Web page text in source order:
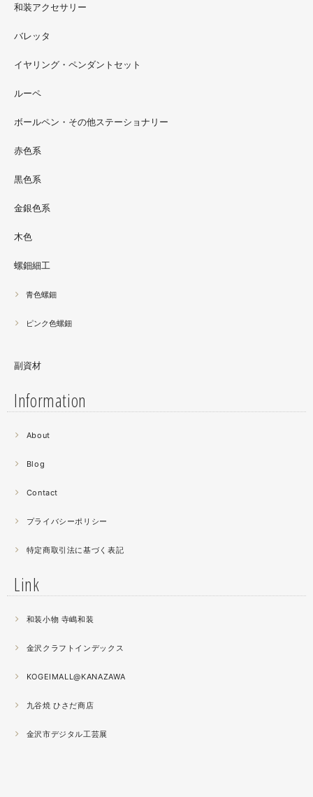
ただ今 東武百貨店船橋店に出展中です。9月20日まで4階
イベントスペースにいます。お近くの方はぜひお越しくだ
螺鈿ソフビでお世話になっているT-BASE銀座ギャラリー
シリーズ』紅里工房螺鈿装飾も展示されています。アクセ
サリーとはまた違った美しさがあると思うのでぜひご覧く
螺鈿細工の工程。青みの強い鮑貝を使ってステンドグラス
曲面に螺鈿するためには貝も小さなカケラを使う必要が...
昔作った２０００ピースのジグソーパズルを思い出す。ひ
薔薇のブローチ木地制作中。
薄く作らねば。。。パキッとやってしまったときの悲しさ
秋の催事シーズンに向けてまた木地を作り始めました。
2021.04
いの桜が満開になりました。
和装アクセサリー
バレッタ
イヤリング・ペンダントセット
ルーペ
ボールペン・その他ステーショナリー
赤色系
黒色系
金銀色系
木色
螺鈿細工
青色螺鈿
ピンク色螺鈿
副資材
Information
About
Blog
Contact
プライバシーポリシー
特定商取引法に基づく表記
Link
和装小物 寺嶋和装
金沢クラフトインデックス
KOGEIMALL@KANAZAWA
九谷焼 ひさだ商店
金沢市デジタル工芸展